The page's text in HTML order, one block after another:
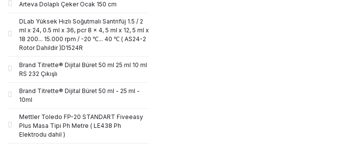
Arteva Dolaplı Çeker Ocak 150 cm
DLab Yüksek Hızlı Soğutmalı Santrifüj 1.5 / 2
ml x 24, 0.5 ml x 36, pcr 8 x 4, 5 ml x 12, 5 ml x
18 200... 15.000 rpm / -20 ℃... 40 ℃ ( AS24-2
Rotor Dahildir )D1524R
Brand Titrette® Dijital Büret 50 ml 25 ml 10 ml
RS 232 Çıkışlı
Brand Titrette® Dijital Büret 50 ml - 25 ml -
10ml
Mettler Toledo FP-20 STANDART Fiveeasy
Plus Masa Tipi Ph Metre ( LE438 Ph
Elektrodu dahil )